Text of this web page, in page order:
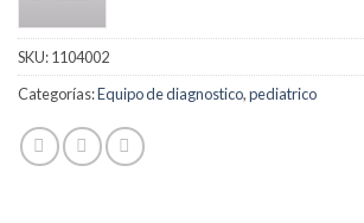
SKU:1104002
Categorías:Equipo de diagnostico,pediatrico